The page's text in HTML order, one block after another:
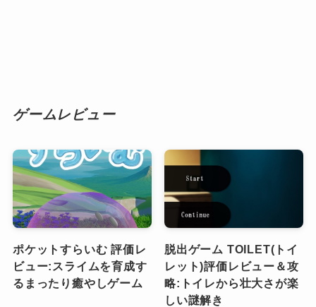
ゲームレビュー
ポケットすらいむ 評価レ
ビュー:スライムを育成す
るまったり癒やしゲーム
脱出ゲーム TOILET(トイ
レット)評価レビュー＆攻
略:トイレから壮大さが楽
しい謎解き